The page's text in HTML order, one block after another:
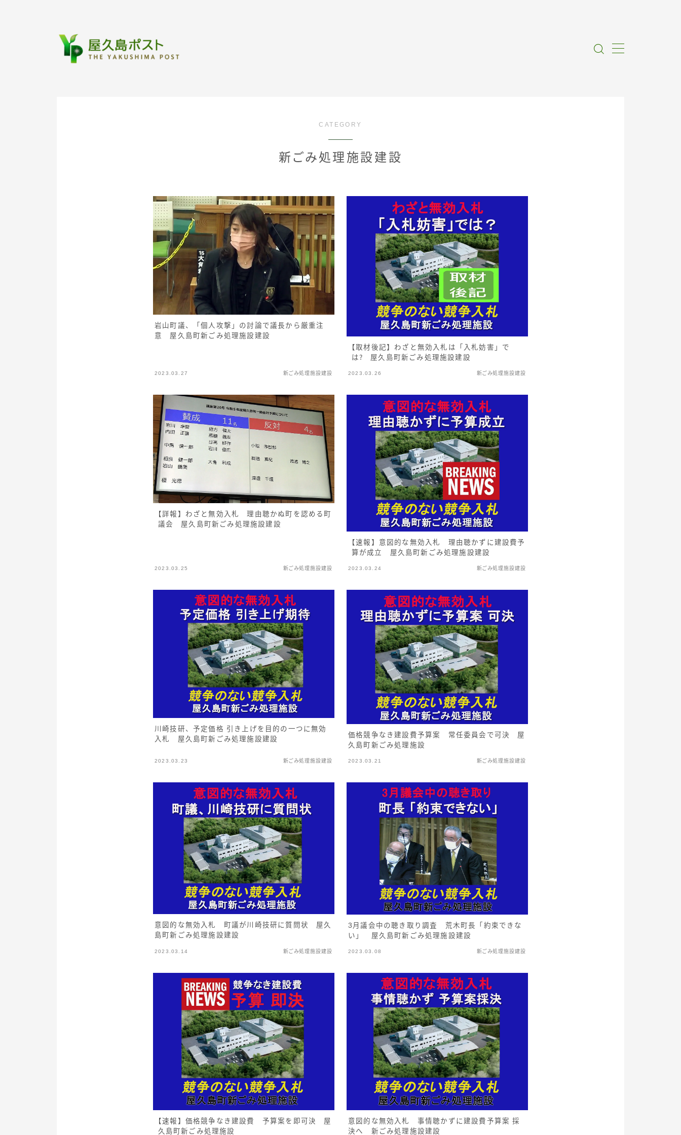
受賞・報道
情報提供
CATEGORY
新ごみ処理施設建設
岩山町議、「個人攻撃」の討論で議長から厳重注
意 屋久島町新ごみ処理施設建設
2023.03.27 新ごみ処理施設建設
【取材後記】わざと無効入札は「入札妨害」で
は？ 屋久島町新ごみ処理施設建設
2023.03.26 新ごみ処理施設建設
【詳報】わざと無効入札 理由聴かぬ町を認める町
議会 屋久島町新ごみ処理施設建設
2023.03.25 新ごみ処理施設建設
【速報】意図的な無効入札 理由聴かずに建設費予
算が成立 屋久島町新ごみ処理施設建設
2023.03.24 新ごみ処理施設建設
川崎技研、予定価格 引き上げを目的の一つに無効
入札 屋久島町新ごみ処理施設建設
2023.03.23 新ごみ処理施設建設
価格競争なき建設費予算案 常任委員会で可決 屋
久島町新ごみ処理施設
2023.03.21 新ごみ処理施設建設
意図的な無効入札 町議が川崎技研に質問状 屋久
島町新ごみ処理施設建設
2023.03.14 新ごみ処理施設建設
3月議会中の聴き取り調査 荒木町長「約束できな
い」 屋久島町新ごみ処理施設建設
2023.03.08 新ごみ処理施設建設
【速報】価格競争なき建設費 予算案を即可決 屋
久島町新ごみ処理施設
意図的な無効入札 事情聴かずに建設費予算案 採
決へ 新ごみ処理施設建設